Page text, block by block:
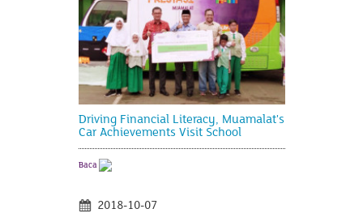
Driving Financial Literacy, Muamalat's
Car Achievements Visit School
Baca
2018-10-07